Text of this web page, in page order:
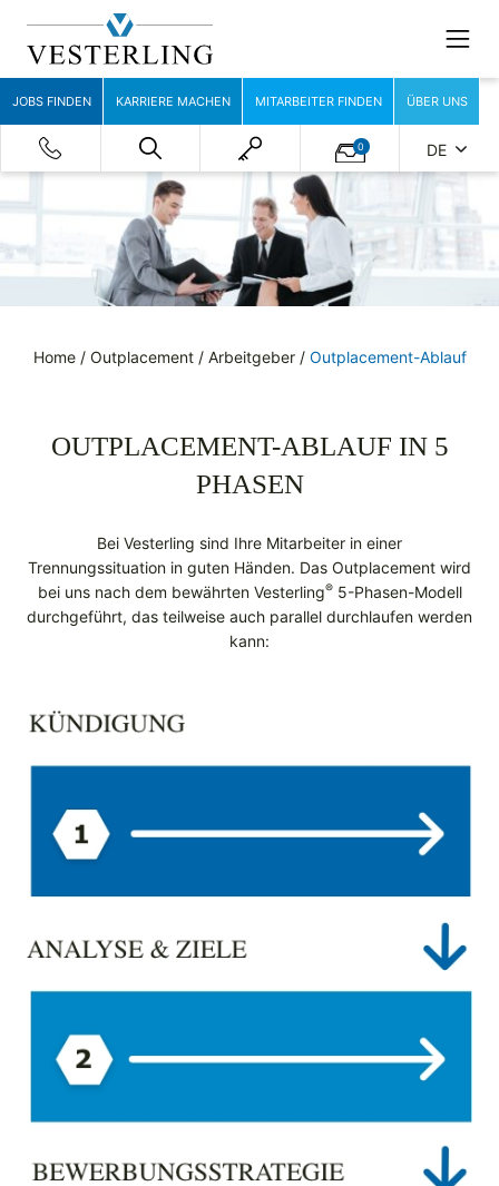
JOBS FINDEN KARRIERE MACHEN MITARBEITER FINDEN ÜBER UNS
0 DE
Home/ Outplacement/ Arbeitgeber/ Outplacement-Ablauf
OUTPLACEMENT-ABLAUF IN 5
PHASEN
Bei Vesterling sind Ihre Mitarbeiter in einer
Trennungssituation in guten Händen. Das Outplacement wird
bei uns nach dem bewährten Vesterling®5-Phasen-Modell
durchgeführt, das teilweise auch parallel durchlaufen werden
kann: